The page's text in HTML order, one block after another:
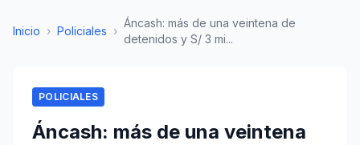
Inicio › Policiales ›
Áncash: más de una veintena de
detenidos y S/ 3 mi...
POLICIALES
Áncash: más de una veintena